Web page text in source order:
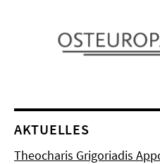
AKTUELLES
Theocharis Grigoriadis